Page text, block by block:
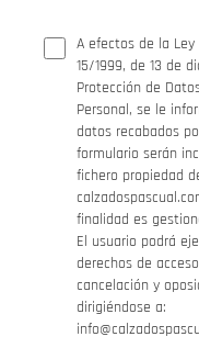
A efectos de la Ley
15/1999, de 13 de
Protección de
Personal, se le
datos recabados
formulario serán
fichero propiedad
finalidad es
El usuario podrá
derechos de
cancelación y
dirigiéndose a: